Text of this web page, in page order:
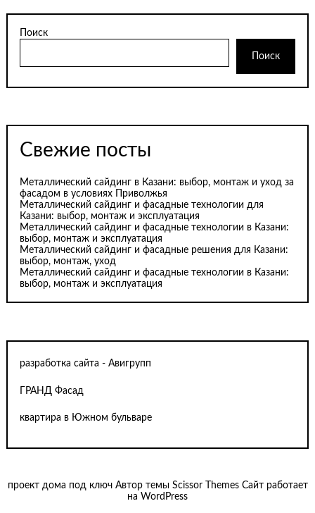
Поиск
Поиск
Свежие посты
Металлический сайдинг в Казани: выбор, монтаж и уход за
фасадом в условиях Приволжья
Металлический сайдинг и фасадные технологии для
Казани: выбор, монтаж и эксплуатация
Металлический сайдинг и фасадные технологии в Казани:
выбор, монтаж и эксплуатация
Металлический сайдинг и фасадные решения для Казани:
выбор, монтаж, уход
Металлический сайдинг и фасадные технологии в Казани:
выбор, монтаж и эксплуатация
разработка сайта - Авигрупп
ГРАНД Фасад
квартира в Южном бульваре
проект дома под ключАвтор темы Scissor ThemesСайт работает
на WordPress